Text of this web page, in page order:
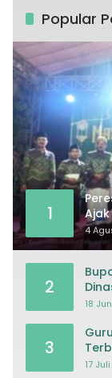
Popular
1
4
2
18
3
17